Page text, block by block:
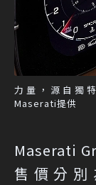
力量，源自獨
Maserati提供
Maserati
售價分別